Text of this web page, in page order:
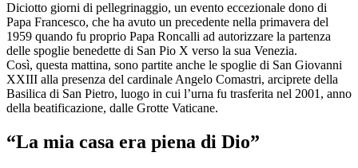
Diciotto giorni di pellegrinaggio, un evento eccezionale dono di
Papa Francesco, che ha avuto un precedente nella primavera del
1959 quando fu proprio Papa Roncalli ad autorizzare la partenza
delle spoglie benedette di San Pio X verso la sua Venezia.
Così, questa mattina, sono partite anche le spoglie di San Giovanni
XXIII alla presenza del cardinale Angelo Comastri, arciprete della
Basilica di San Pietro, luogo in cui l’urna fu trasferita nel 2001, anno
della beatificazione, dalle Grotte Vaticane.
“La mia casa era piena di Dio”